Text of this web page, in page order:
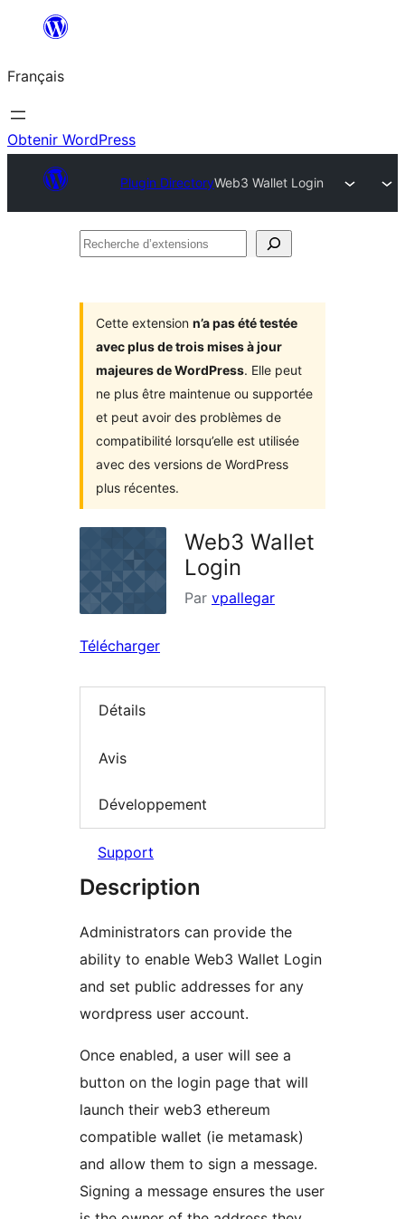
contenu
Français
Obtenir WordPress
Plugin DirectoryWeb3 Wallet Login
Recherche
Cette extension n’a pas été testée
avec plus de trois mises à jour
majeures de WordPress. Elle peut
ne plus être maintenue ou supportée
et peut avoir des problèmes de
compatibilité lorsqu’elle est utilisée
avec des versions de WordPress
plus récentes.
Web3 Wallet
Login
Par vpallegar
Télécharger
Détails
Avis
Développement
Support
Description
Administrators can provide the
ability to enable Web3 Wallet Login
and set public addresses for any
wordpress user account.
Once enabled, a user will see a
button on the login page that will
launch their web3 ethereum
compatible wallet (ie metamask)
and allow them to sign a message.
Signing a message ensures the user